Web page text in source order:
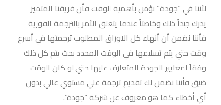
لأننا في “جودة” نؤمن بأهمية الوقت فأن فريقنا المتميز
يدرك جيداً ذلك وخاصتاً عندما يتعلق الأمر بالترجمة الفورية
فأننا نضمن أن أنهاء كل الاوراق المطلوب ترجمتها في أسرع
وقت حتي يتم تسليمها في الوقت المحدد بحث يتم كل ذلك
وفقاً لمعايير الجودة المتعارف عليها حتي لو كان الوقت
ضيق فأننا نضمن لك تقديم ترجمة علي مستوي عالي بدون
أي أخطاء كما هو معروف عن شركة “جودة”.